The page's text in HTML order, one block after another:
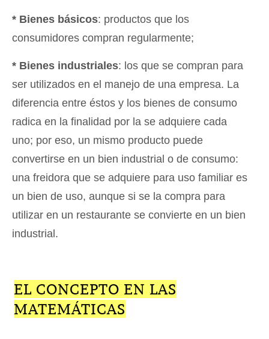
* Bienes básicos: productos que los
consumidores compran regularmente;
* Bienes industriales: los que se compran para
ser utilizados en el manejo de una empresa. La
diferencia entre éstos y los bienes de consumo
radica en la finalidad por la se adquiere cada
uno; por eso, un mismo producto puede
convertirse en un bien industrial o de consumo:
una freidora que se adquiere para uso familiar es
un bien de uso, aunque si se la compra para
utilizar en un restaurante se convierte en un bien
industrial.
EL CONCEPTO EN LAS
MATEMÁTICAS